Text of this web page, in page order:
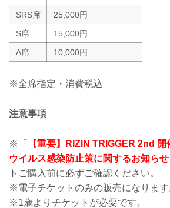
SRS席
25,000円
S席
15,000円
A席
10,000円
※全席指定・消費税込
注意事項
※「
【重要】RIZIN TRIGGER 2nd
ウイルス感染防止策に関するお知ら
トご購入前に必ずご確認ください。
※電子チケットのみの販売になります
※1歳よりチケットが必要です。